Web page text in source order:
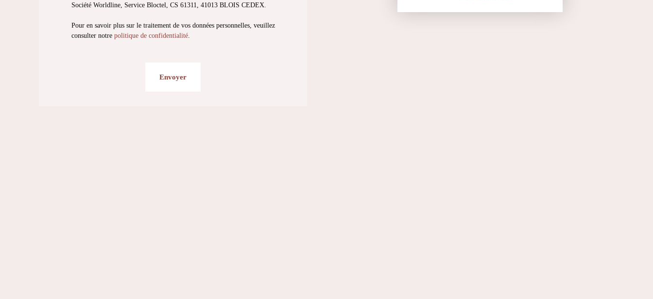
Société Worldline, Service Bloctel, CS 61311, 41013 BLOIS CEDEX.
Pour en savoir plus sur le traitement de vos données personnelles, veuillez
consulter notre politique de confidentialité.
Envoyer